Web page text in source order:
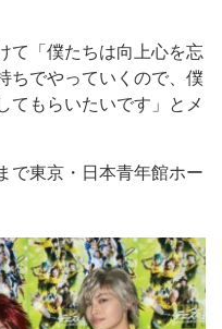
て「僕たちは向上心を忘
ちでやっていくので、僕
てもらいたいです」とメ
で東京・日本青年館ホー